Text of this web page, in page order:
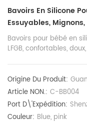
Bavoirs En Silicone
Essuyables,
Bavoirs pour bébé en
LFGB, confortables,
Origine Du Produit:
Article NON.: C-BB004
Port D\'expédition:
Couleur: Blue, pink